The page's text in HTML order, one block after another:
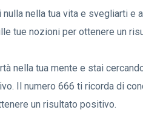
nella tua vita e svegliarti e
tue nozioni per ottenere un
nella tua mente e stai
Il numero 666 ti ricorda di
un risultato positivo.